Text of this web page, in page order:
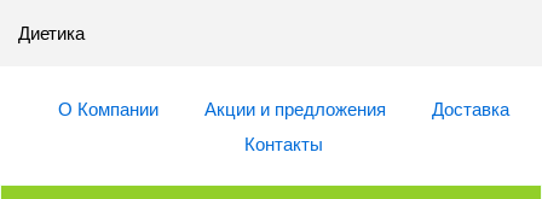
Диетика
О Компании Акции и предложения
Доставка
Контакты